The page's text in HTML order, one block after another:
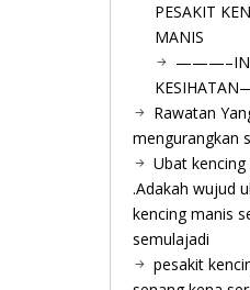
PESAKIT
MANIS
Rawatan
mengurangkan
Ubat kencing
.Adakah wujud
kencing manis
semulajadi
pesakit